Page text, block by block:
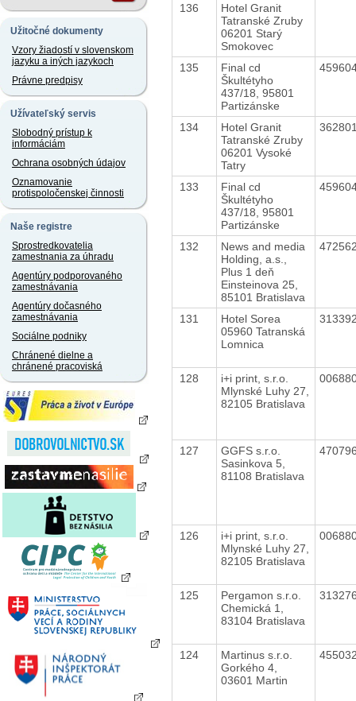
Užitočné dokumenty
Vzory žiadostí v slovenskom
jazyku a iných jazykoch
Právne predpisy
Užívateľský servis
Slobodný prístup k
informáciám
Ochrana osobných údajov
Oznamovanie
protispoločenskej činnosti
Naše registre
Sprostredkovatelia
zamestnania za úhradu
Agentúry podporovaného
zamestnávania
Agentúry dočasného
zamestnávania
Sociálne podniky
Chránené dielne a
chránené pracoviská
136
Hotel Granit
Tatranské Zruby
06201 Starý
Smokovec
135
Final cd
Škultétyho
437/18, 95801
Partizánske
134
Hotel Granit
Tatranské Zruby
06201 Vysoké
Tatry
133
Final cd
Škultétyho
437/18, 95801
Partizánske
132
News and media
Holding, a.s.,
Plus 1 deň
Einsteinova 25,
85101 Bratislava
131
Hotel Sorea
05960 Tatranská
Lomnica
128
i+i print, s.r.o.
Mlynské Luhy 27,
82105 Bratislava
127
GGFS s.r.o.
Sasinkova 5,
81108 Bratislava
126
i+i print, s.r.o.
Mlynské Luhy 27,
82105 Bratislava
125
Pergamon s.r.o.
Chemická 1,
83104 Bratislava
124
Martinus s.r.o.
Gorkého 4,
03601 Martin